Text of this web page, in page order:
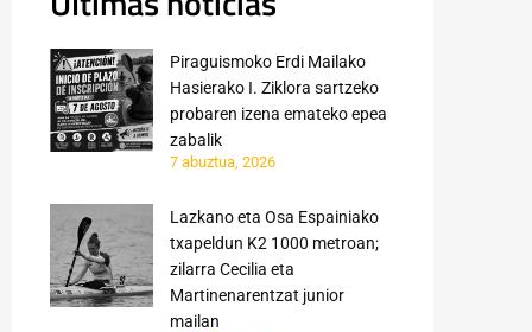
Piraguismoko Erdi Mailako
Hasierako I. Ziklora sartzeko
probaren izena emateko epea
zabalik
7 abuztua, 2026
Lazkano eta Osa Espainiako
txapeldun K2 1000 metroan;
zilarra Cecilia eta
Martinenarentzat junior
mailan